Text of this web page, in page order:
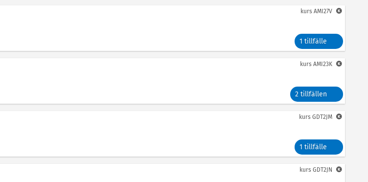
1 tillfälle
kurs AMI27V
2 tillfällen
kurs AMI23K
1 tillfälle
kurs GDT2JM
kurs GDT2JN